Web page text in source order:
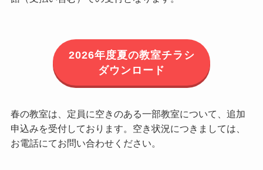
2026年度夏の教室チラシ
ダウンロード
春の教室は、定員に空きのある一部教室について、追加
申込みを受付しております。空き状況につきましては、
お電話にてお問い合わせください。